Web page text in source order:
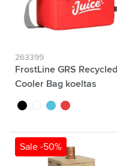
263399
FrostLine GRS Recycled
Cooler Bag koeltas
noir blancbleu rouge
Sale -50%